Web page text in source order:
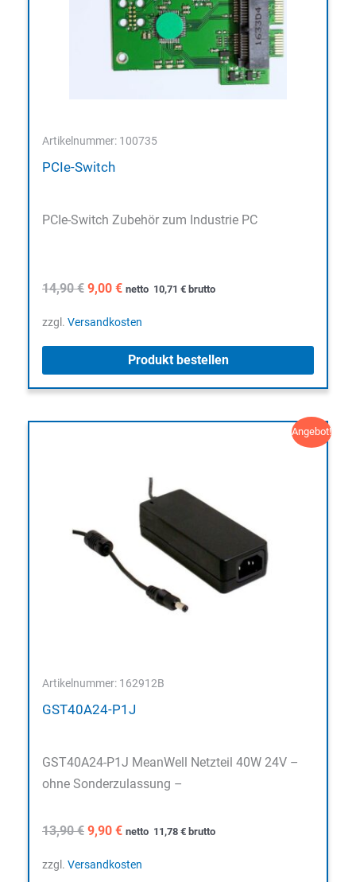
Artikelnummer: 100735
PCIe-Switch
PCIe-Switch Zubehör zum Industrie PC
14,90€ Ursprünglicher
war:
9,00 €Aktueller
ist:
netto 10,71 € brutto
zzgl. Versandkosten
Produkt bestellen
Angebot!
Artikelnummer: 162912B
GST40A24-P1J
GST40A24-P1J MeanWell Netzteil 40W 24V –
ohne Sonderzulassung –
13,90€ Ursprünglicher
war:
9,90 €Aktueller
ist:
netto 11,78 € brutto
zzgl. Versandkosten